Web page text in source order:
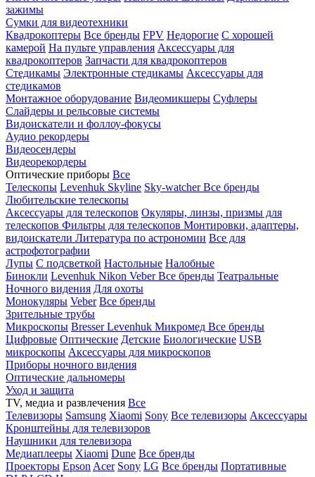
зажимы
Сумки для видеотехники
Квадрокоптеры Все бренды FPV Недорогие С хорошей
камерой На пульте управления Аксессуары для
квадрокоптеров Запчасти для квадрокоптеров
Стедикамы Электронные стедикамы Аксессуары для
стедикамов
Монтажное оборудование Видеомикшеры Суфлеры
Слайдеры и рельсовые системы
Видоискатели и фоллоу-фокусы
Аудио рекордеры
Видеосендеры
Видеорекордеры
Оптические приборы Все
Телескопы Levenhuk Skyline Sky-watcherВсе бренды
Любительские телескопы
Аксессуары для телескопов Окуляры, линзы, призмы для
телескопов Фильтры для телескопов Монтировки, адаптеры,
видоискатели Литература по астрономии Все для
астрофотографии
Лупы С подсветкой Настольные Налобные
Бинокли Levenhuk Nikon VeberВсе бренды Театральные
Ночного видения Для охоты
Монокуляры Veber Все бренды
Зрительные трубы
Микроскопы BresserLevenhuk Микромед Все бренды
Цифровые Оптические Детские Биологические USB
микроскопы Аксессуары для микроскопов
Приборы ночного видения
Оптические дальномеры
Уход и защита
TV, медиа и развлечения Все
Телевизоры Samsung Xiaomi Sony Все телевизоры Аксессуары
Кронштейны для телевизоров
Наушники для телевизора
Медиаплееры Xiaomi Dune Все бренды
Проекторы Epson Acer Sony LG Все бренды Портативные